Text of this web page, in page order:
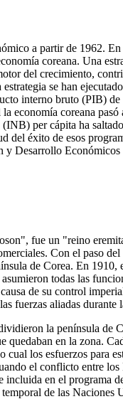
a partir de 1962.
coreana. Una
del crecimiento,
se han
interno bruto (PIB)
economía coreana pasó
per cápita ha
del éxito de esos
y Desarrollo
fue un "reino
Con el paso
de Corea. En 1910,
todas las
de su control
fuerzas aliadas durante
la península de
quedaban en la zona.
los esfuerzos para
el conflicto entre
en el programa
de las Naciones